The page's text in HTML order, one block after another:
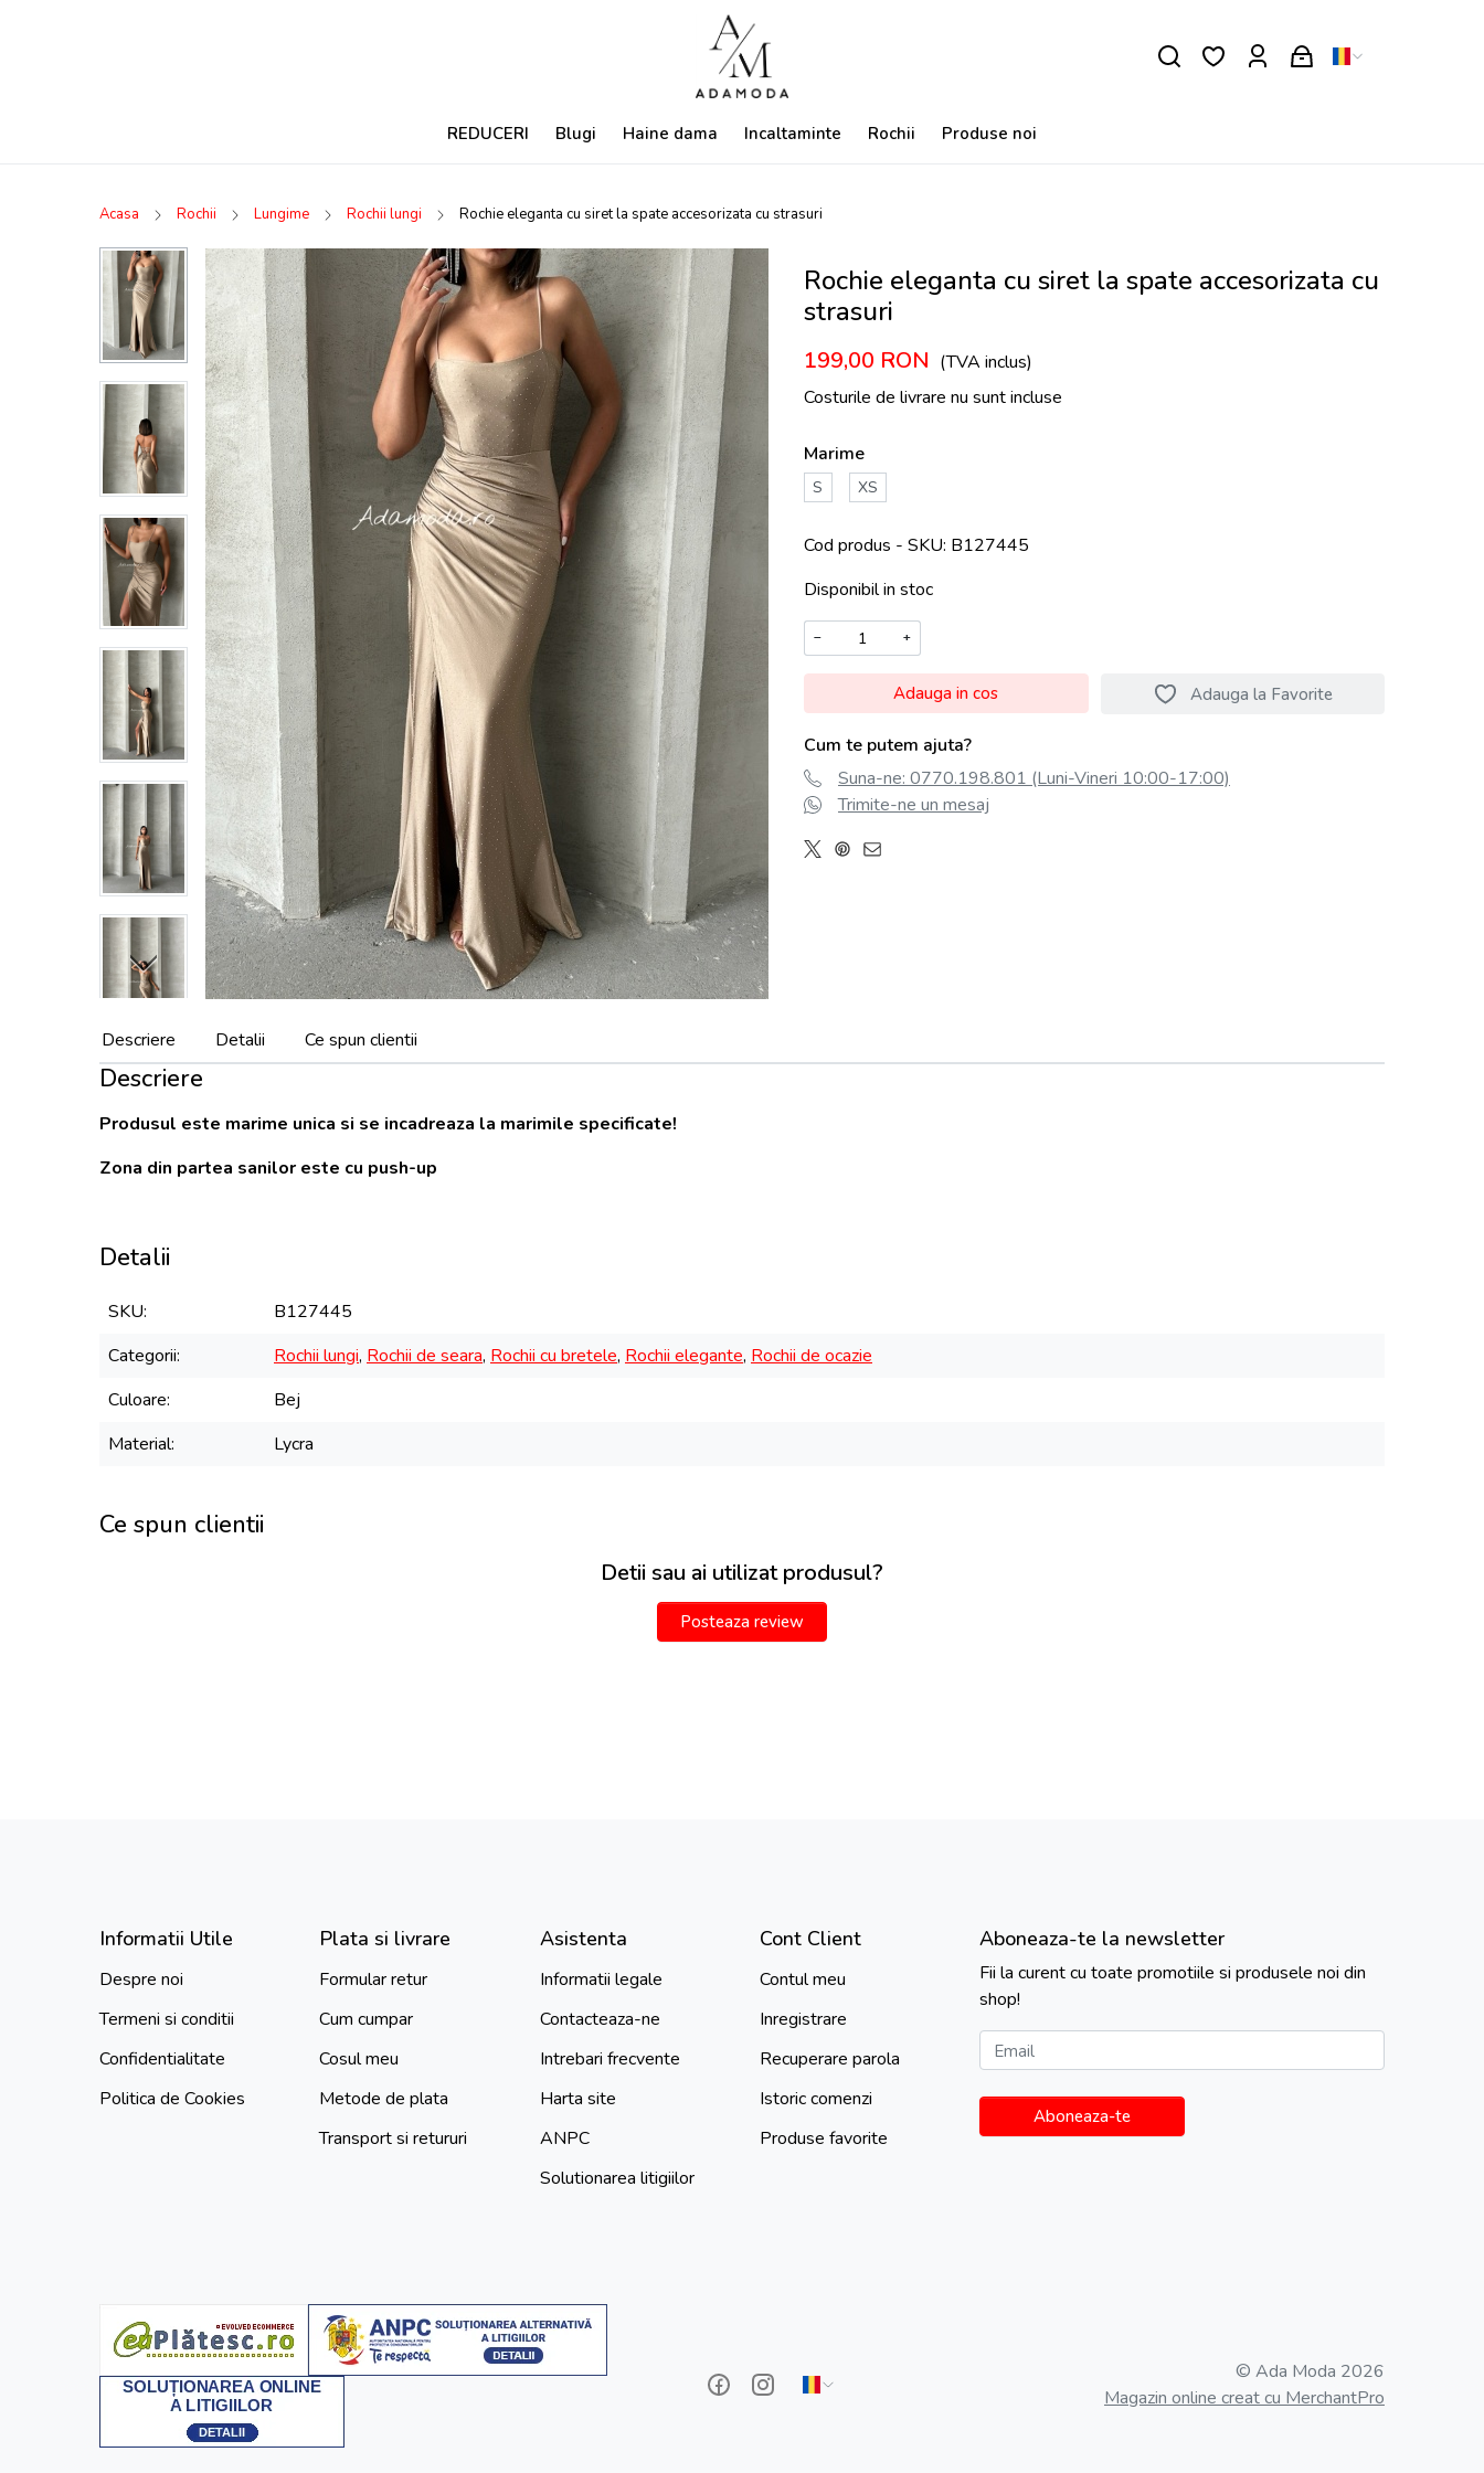
REDUCERI Blugi Haine dama Incaltaminte Rochii Produse noi
Acasa Rochii Lungime Rochii lungi Rochie eleganta cu siret la spate accesorizata cu strasuri
Rochie eleganta cu siret la spate accesorizata cu
strasuri
199,00 RON (TVA inclus)
Costurile de livrare nu sunt incluse
Marime
S XS
Cod produs - SKU B127445
Disponibil in stoc
− +
Adauga in cos Adauga la Favorite
Cum te putem ajuta?
Suna-ne: 0770.198.801 (Luni-Vineri 10:00-17:00)
Trimite-ne un mesaj
Descriere Detalii Ce spun clientii
Descriere
Produsul este marime unica si se incadreaza la marimile specificate!
Zona din partea sanilor este cu push-up
Detalii
SKU
B127445
Categorii
Rochii lungi, Rochii de seara, Rochii cu bretele, Rochii elegante, Rochii de ocazie
Culoare
Bej
Material
Lycra
Ce spun clientii
Detii sau ai utilizat produsul?
Posteaza review
Informatii Utile
Despre noi
Termeni si conditii
Confidentialitate
Politica de Cookies
Plata si livrare
Formular retur
Cum cumpar
Cosul meu
Metode de plata
Transport si retururi
Asistenta
Informatii legale
Contacteaza-ne
Intrebari frecvente
Harta site
ANPC
Solutionarea litigiilor
Cont Client
Contul meu
Inregistrare
Recuperare parola
Istoric comenzi
Produse favorite
Aboneaza-te la newsletter
Fii la curent cu toate promotiile si produsele noi din
shop!
Email
Aboneaza-te
© Ada Moda 2026
Magazin online creat cu MerchantPro